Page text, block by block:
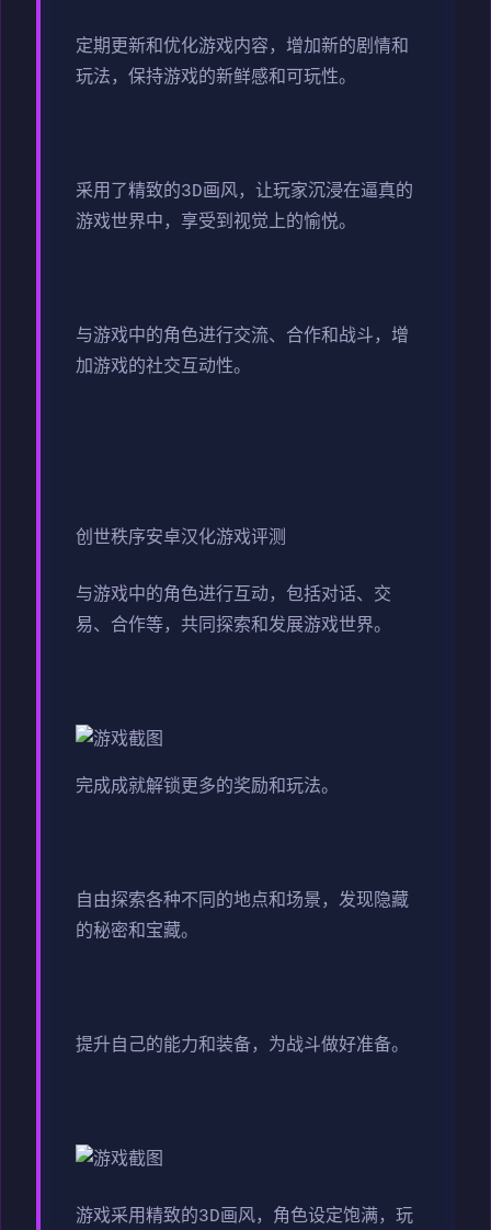
定期更新和优化游戏内容，增加新的剧情和
玩法，保持游戏的新鲜感和可玩性。
采用了精致的3D画风，让玩家沉浸在逼真的
游戏世界中，享受到视觉上的愉悦。
与游戏中的角色进行交流、合作和战斗，增
加游戏的社交互动性。
创世秩序安卓汉化游戏评测
与游戏中的角色进行互动，包括对话、交
易、合作等，共同探索和发展游戏世界。
完成成就解锁更多的奖励和玩法。
自由探索各种不同的地点和场景，发现隐藏
的秘密和宝藏。
提升自己的能力和装备，为战斗做好准备。
游戏采用精致的3D画风，角色设定饱满，玩